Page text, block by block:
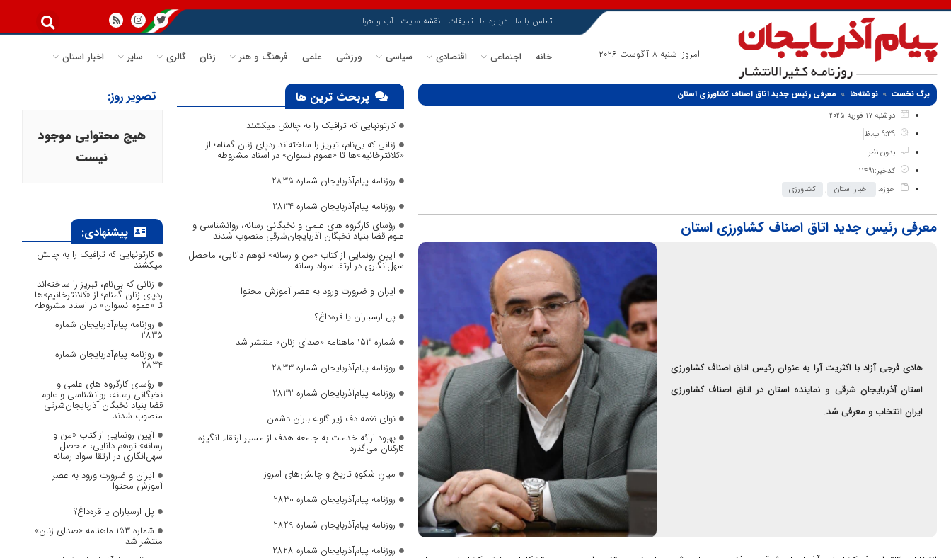
امروز: شنبه 8 آگوست 2026
تماس با ما درباره ما تبلیغات نقشه سایت آب و هوا
خانه اجتماعی اقتصادی سیاسی ورزشی علمی فرهنگ و هنر زنان گالری سایر اخبار استان
برگ نخست نوشته‌ها
معرفی رئیس جدید اتاق اصناف کشاورزی استان
دوشنبه 17 فوریه 2025
9:39 ب.ظ
بدون نظر
کدخبر:11491
حوزه:
اخبار استان , کشاورزی
معرفی رئیس جدید اتاق اصناف کشاورزی استان
هادی فرجی آزاد با اکثریت آرا به عنوان رئیس اتاق اصناف کشاورزی
استان آذربایجان شرقی و نماینده استان در اتاق اصناف کشاورزی
ایران انتخاب و معرفی شد.
پربحث ترین ها
کارتونهایی که ترافیک را به چالش میکشند
زنانی که بی‌نام، تبریز را ساخته‌اند ردپای زنان گمنام؛ از
«کلانترخانیم»ها تا «عموم نسوان» در اسناد مشروطه
روزنامه پیام‌آذربایجان شماره 2835
روزنامه پیام‌آذربایجان شماره 2834
رؤسای کارگروه های علمی و نخبگانی رسانه، روانشناسی و
علوم قضا بنیاد نخبگان آذربایجان‌شرقی منصوب شدند
آیین رونمایی از کتاب «من و رسانه» توهم دانایی، ماحصل
سهل‌انگاری در ارتقا سواد رسانه
ایران و ضرورت ورود به عصر آموزش محتوا
پل ارسباران یا قره‌داغ؟
شماره ۱۵۳ ماهنامه «صدای زنان» منتشر شد
روزنامه پیام‌آذربایجان شماره 2833
روزنامه پیام‌آذربایجان شماره 2832
نوای نغمه دف زیر گلوله باران دشمن
بهبود ارائه خدمات به جامعه هدف از مسیر ارتقاء انگیزه
کارکنان می‌گذرد
میانِ شکوهِ تاریخ و چالش‌های امروز
روزنامه پیام‌آذربایجان شماره 2830
روزنامه پیام‌آذربایجان شماره 2829
روزنامه پیام‌آذربایجان شماره 2828
تصویر روز:
هیچ محتوایی موجود
نیست
پیشنهادی:
کارتونهایی که ترافیک را به چالش
میکشند
زنانی که بی‌نام، تبریز را ساخته‌اند
ردپای زنان گمنام؛ از «کلانترخانیم»ها
تا «عموم نسوان» در اسناد مشروطه
روزنامه پیام‌آذربایجان شماره
2835
روزنامه پیام‌آذربایجان شماره
2834
رؤسای کارگروه های علمی و
نخبگانی رسانه، روانشناسی و علوم
قضا بنیاد نخبگان آذربایجان‌شرقی
منصوب شدند
آیین رونمایی از کتاب «من و
رسانه» توهم دانایی، ماحصل
سهل‌انگاری در ارتقا سواد رسانه
ایران و ضرورت ورود به عصر
آموزش محتوا
پل ارسباران یا قره‌داغ؟
شماره ۱۵۳ ماهنامه «صدای زنان»
منتشر شد